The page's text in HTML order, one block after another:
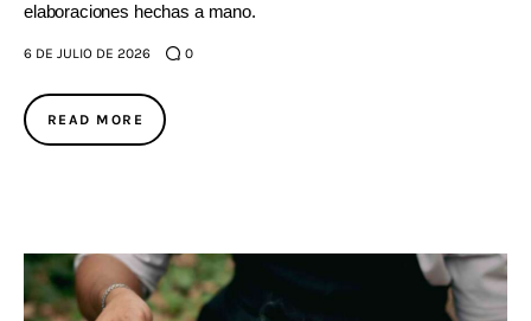
elaboraciones hechas a mano.
6 DE JULIO DE 2026 0
READ MORE